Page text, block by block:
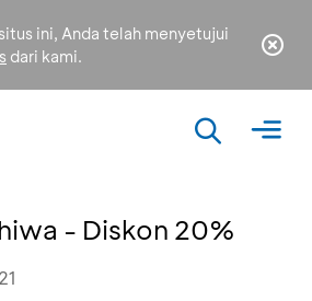
ini, Anda telah menyetujui
dari kami.
- Diskon 20%